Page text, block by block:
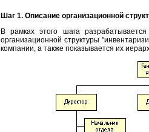
Шаг 1. Описание организационной
В рамках этого шага
организационной структуры
компании, а также показывается их